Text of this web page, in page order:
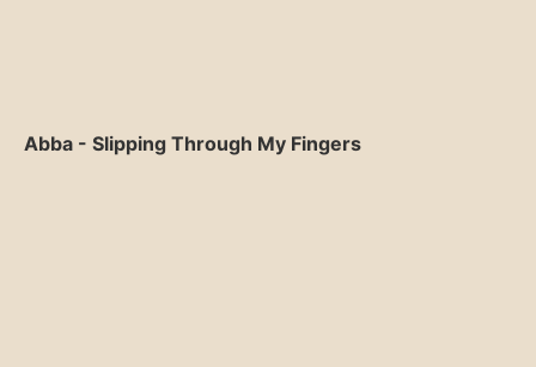
Abba - Slipping Through My Fingers